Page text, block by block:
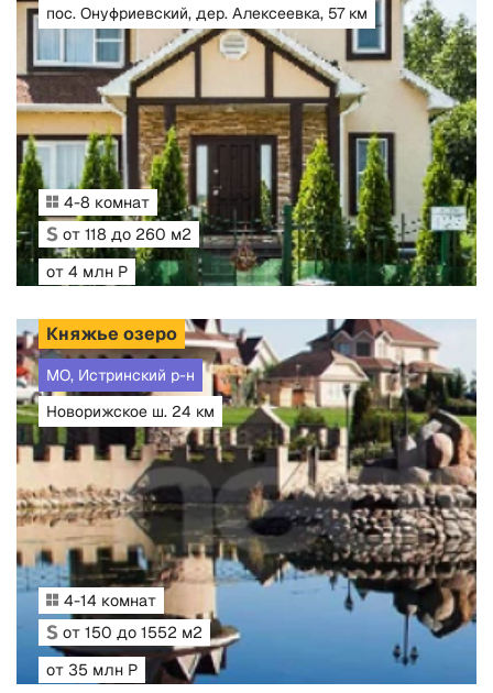
пос. Онуфриевский, дер. Алексеевка, 57 км
4-8 комнат
от 118 до 260 м2
от 4 млн Р
Княжье озеро
МО, Истринский р-н
Новорижское ш. 24 км
4-14 комнат
от 150 до 1552 м2
от 35 млн Р